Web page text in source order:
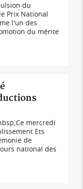
du
Prix National
l'un des
du mérite
mercredi
Ets
de
national des